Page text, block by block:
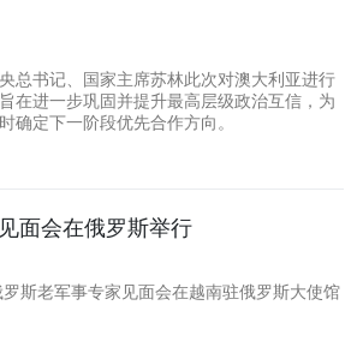
总书记、国家主席苏林此次对澳大利亚进行
在进一步巩固并提升最高层级政治互信，为
确定下一阶段优先合作方向。
面会在俄罗斯举行
斯老军事专家见面会在越南驻俄罗斯大使馆